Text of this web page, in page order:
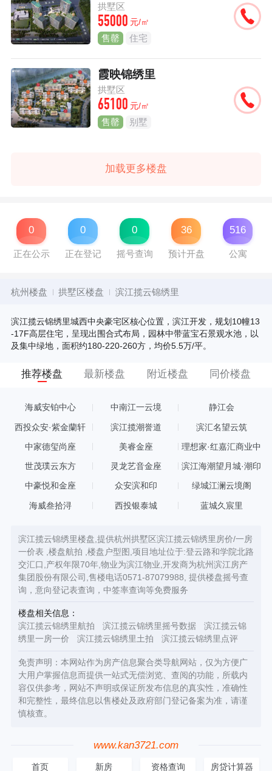
拱墅区
55000 元/㎡
售罄 住宅
霞映锦绣里
拱墅区
65100 元/㎡
售罄 别墅
加载更多楼盘
0
正在公示
0
正在登记
0
摇号查询
36
预计开盘
516
公寓
杭州楼盘 拱墅区楼盘 滨江揽云锦绣里
滨江揽云锦绣里城西中央豪宅区核心位置，滨江开发，规划10幢13
-17F高层住宅，呈现出围合式布局，园林中带蓝宝石景观水池，以
及集中绿地，面积约180-220-260方，均价5.5万/平。
推荐楼盘 最新楼盘 附近楼盘 同价楼盘
海威安铂中心 中南江一云境 静江会
西投众安·紫金蘭轩 滨江揽潮誉道 滨汇名望云筑
中家德玺尚座 美睿金座
理想家·红嘉汇商业中
世茂璞云东方 灵龙艺音金座 滨江海潮望月城·潮印
中豪悦和金座 众安滨和印 绿城江澜云境阁
海威叁拾浔 西投银泰城 蓝城久宸里
滨江揽云锦绣里楼盘,提供杭州拱墅区滨江揽云锦绣里房价/一房
一价表 ,楼盘航拍 ,楼盘户型图,项目地址位于:登云路和学院北路
交汇口,产权年限70年,物业为滨江物业,开发商为杭州滨江房产
集团股份有限公司,售楼电话0571-87079988, 提供楼盘摇号查
询，意向登记表查询，中签率查询等免费服务
楼盘相关信息：
滨江揽云锦绣里航拍
滨江揽云锦绣里摇号数据
滨江揽云锦
绣里一房一价
滨江揽云锦绣里土拍 滨江揽云锦绣里点评
免责声明：本网站作为房产信息聚合类导航网站，仅为方便广
大用户掌握信息而提供一站式无偿浏览、查阅的功能，所载内
容仅供参考，网站不声明或保证所发布信息的真实性，准确性
和完整性，最终信息以售楼处及政府部门登记备案为准，请谨
慎核查。
www.kan3721.com
首页 新房 资格查询 房贷计算器